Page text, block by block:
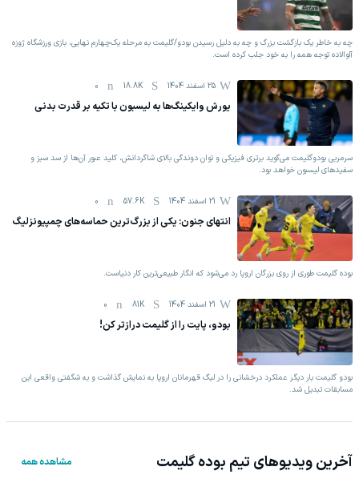
چه به خاطر یک بازگشت بزرگ و چه به دلیل رسیدن بودو/گلیمت به مرحله یک‌چهارم نهایی، بازی ورزشگاه ژوزه
آلوالاده توجه همه را به خود جلب کرده است.
25 اسفند 1404 18.8K
0
یورش وایکینگ‌ها به لیسبون با تکیه بر قدرت بدنی
سرمربی بودوگلیمت می‌گوید برتری فیزیکی و توان دوندگی بالای شاگردانش، کلید عبور آن‌ها از سد سبز و
سفیدهای لیسبون خواهد بود.
21 اسفند 1404 57.6K
0
انتهای جنون: یکی از بزرگ‌ترین حماسه‌های چمپیونزلیگ
بوده گلیمت طوری از روی بزرگان اروپا رد می‌شود که انگار طبیعی‌ترین کار دنیاست.
21 اسفند 1404 81K
0
بودو، پایت را از گلیمت درازتر کن!
بودو گلیمت بار دیگر عملکرد درخشانی را در لیگ قهرمانان اروپا به نمایش گذاشت و به شگفتی واقعی این
مسابقات تبدیل شد.
آخرین ویدیوهای تیم بوده گلیمت مشاهده همه